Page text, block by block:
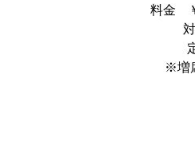
料金
※増